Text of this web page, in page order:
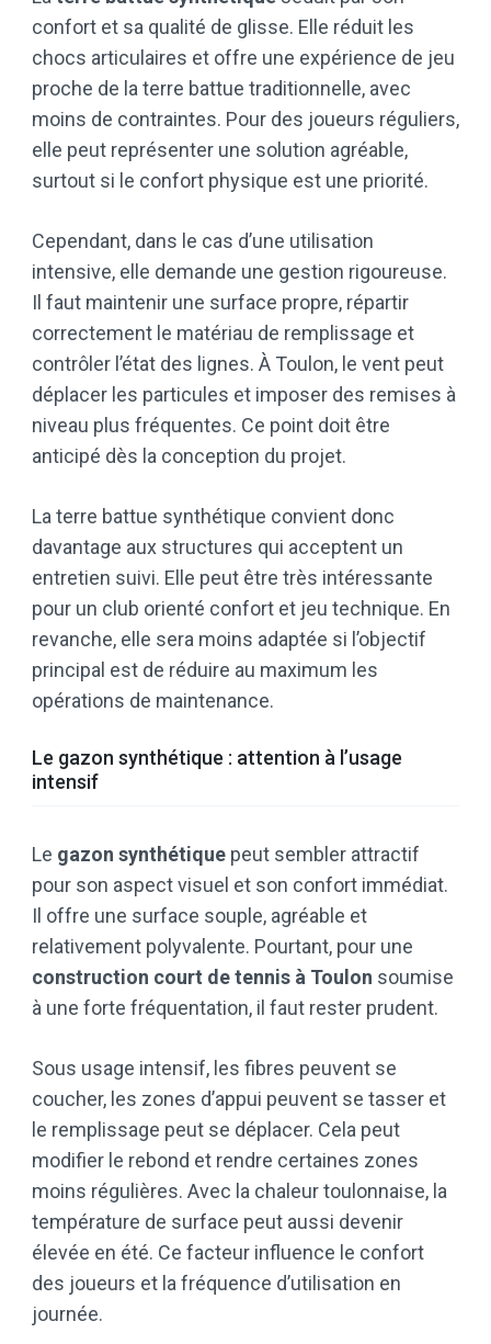
confort et sa qualité de glisse. Elle réduit les
chocs articulaires et offre une expérience de jeu
proche de la terre battue traditionnelle, avec
moins de contraintes. Pour des joueurs réguliers,
elle peut représenter une solution agréable,
surtout si le confort physique est une priorité.
Cependant, dans le cas d’une utilisation
intensive, elle demande une gestion rigoureuse.
Il faut maintenir une surface propre, répartir
correctement le matériau de remplissage et
contrôler l’état des lignes. À Toulon, le vent peut
déplacer les particules et imposer des remises à
niveau plus fréquentes. Ce point doit être
anticipé dès la conception du projet.
La terre battue synthétique convient donc
davantage aux structures qui acceptent un
entretien suivi. Elle peut être très intéressante
pour un club orienté confort et jeu technique. En
revanche, elle sera moins adaptée si l’objectif
principal est de réduire au maximum les
opérations de maintenance.
Le gazon synthétique : attention à l’usage
intensif
Le gazon synthétique peut sembler attractif
pour son aspect visuel et son confort immédiat.
Il offre une surface souple, agréable et
relativement polyvalente. Pourtant, pour une
construction court de tennis à Toulon soumise
à une forte fréquentation, il faut rester prudent.
Sous usage intensif, les fibres peuvent se
coucher, les zones d’appui peuvent se tasser et
le remplissage peut se déplacer. Cela peut
modifier le rebond et rendre certaines zones
moins régulières. Avec la chaleur toulonnaise, la
température de surface peut aussi devenir
élevée en été. Ce facteur influence le confort
des joueurs et la fréquence d’utilisation en
journée.